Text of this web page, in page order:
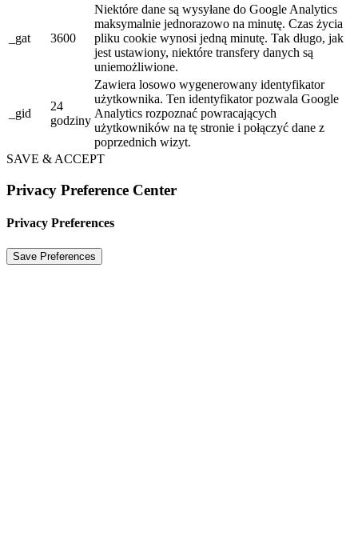
_gat 3600
Niektóre dane są wysyłane do Google Analytics
maksymalnie jednorazowo na minutę. Czas życia
pliku cookie wynosi jedną minutę. Tak długo, jak
jest ustawiony, niektóre transfery danych są
uniemożliwione.
_gid
24
godziny
Zawiera losowo wygenerowany identyfikator
użytkownika. Ten identyfikator pozwala Google
Analytics rozpoznać powracających
użytkowników na tę stronie i połączyć dane z
poprzednich wizyt.
SAVE & ACCEPT
Privacy Preference Center
Privacy Preferences